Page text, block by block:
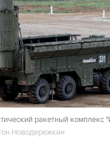
ракетный комплекс
Новодережкин